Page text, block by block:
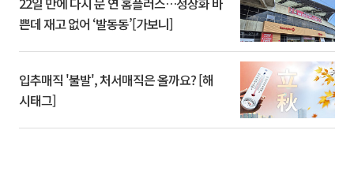
쁜데 재고 없어 ‘발동동’[가보니]
입추매직 '불발', 처서매직은 올까요? [해
시태그]